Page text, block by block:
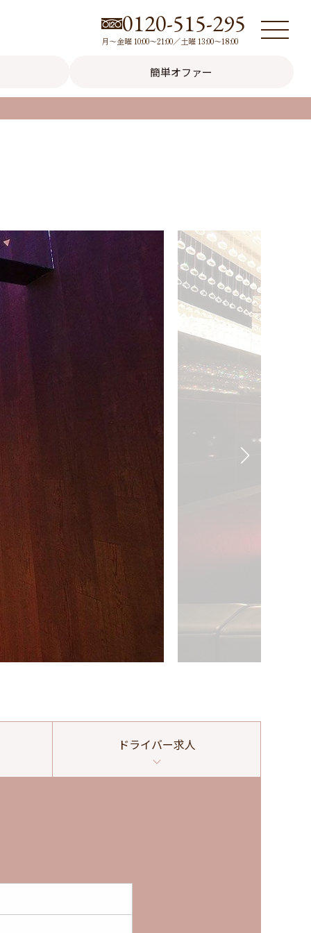
0120-515-295
月～金曜 10:00～21:00／土曜 13:00～18:00
簡単オファー
ドライバー求人